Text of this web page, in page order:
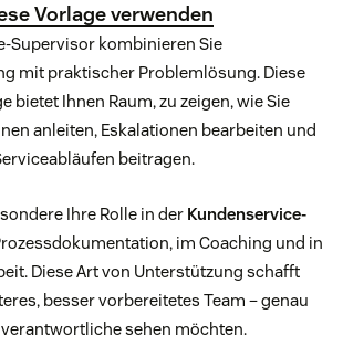
Vorlage verwenden
Supervisor kombinieren Sie
mit praktischer Problemlösung. Diese
bietet Ihnen Raum, zu zeigen, wie Sie
anleiten, Eskalationen bearbeiten und
beitragen.
Ihre Rolle in der Kundenservice-
im Coaching und in
Diese Art von Unterstützung schafft
besser vorbereitetes Team – genau
sehen möchten.